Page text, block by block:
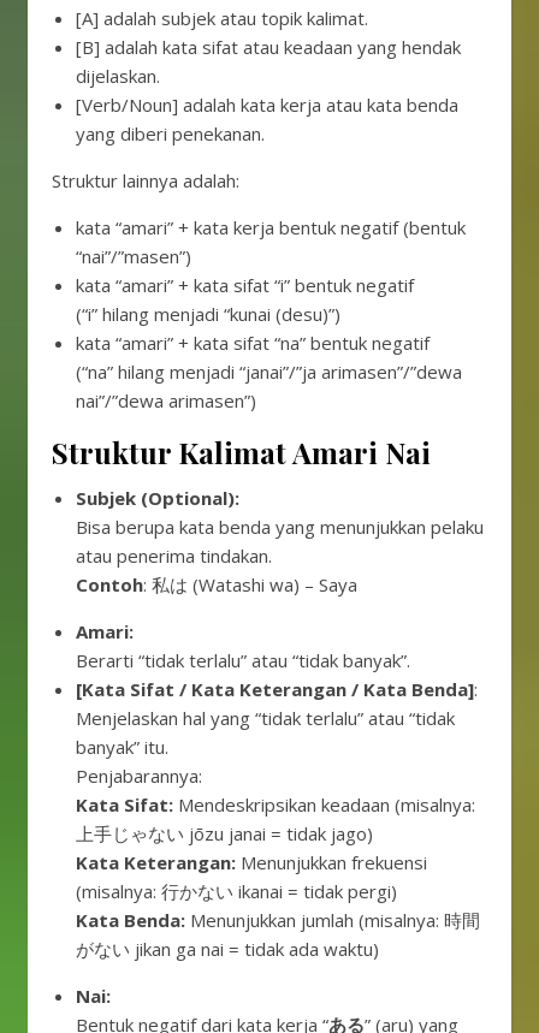
[A] adalah subjek atau topik kalimat.
[B] adalah kata sifat atau keadaan yang hendak
dijelaskan.
[Verb/Noun] adalah kata kerja atau kata benda
yang diberi penekanan.
Struktur lainnya adalah:
kata “amari” + kata kerja bentuk negatif (bentuk
“nai”/”masen”)
kata “amari” + kata sifat “i” bentuk negatif
(“i” hilang menjadi “kunai (desu)”)
kata “amari” + kata sifat “na” bentuk negatif
(“na” hilang menjadi “janai”/”ja arimasen”/”dewa
nai”/”dewa arimasen”)
Struktur Kalimat Amari Nai
Subjek (Optional):
Bisa berupa kata benda yang menunjukkan pelaku
atau penerima tindakan.
Contoh: 私は (Watashi wa) – Saya
Amari:
Berarti “tidak terlalu” atau “tidak banyak”.
[Kata Sifat / Kata Keterangan / Kata Benda]:
Menjelaskan hal yang “tidak terlalu” atau “tidak
banyak” itu.
Penjabarannya:
Kata Sifat: Mendeskripsikan keadaan (misalnya:
上手じゃない jōzu janai = tidak jago)
Kata Keterangan: Menunjukkan frekuensi
(misalnya: 行かない ikanai = tidak pergi)
Kata Benda: Menunjukkan jumlah (misalnya: 時間
がない jikan ga nai = tidak ada waktu)
Nai:
Bentuk negatif dari kata kerja “ある” (aru) yang